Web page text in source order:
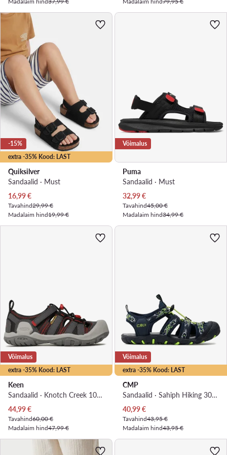
extra -35% Kood: LAST
-15%
Quiksilver
Sandaalid · Must
Praegune hind
16,99€
Tavahind29,99 €
Madalaim hind19,99 €
Võimalus
Puma
Sandaalid · Must
Praegune hind
32,99€
Tavahind45,00 €
Madalaim hind34,99 €
extra -35% Kood: LAST
Võimalus
Keen
Sandaalid · Knotch Creek 1026154 · Hall
Praegune hind
44,99€
Tavahind60,00 €
Madalaim hind47,99 €
extra -35% Kood: LAST
Võimalus
CMP
Sandaalid · Sahiph Hiking 30Q9524J · Tumesinine
Praegune hind
40,99€
Tavahind43,95 €
Madalaim hind43,95 €